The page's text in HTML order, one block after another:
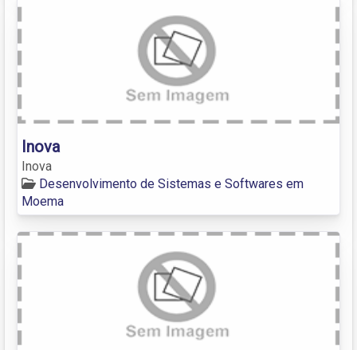
Inova
Inova
Desenvolvimento de Sistemas e Softwares em
Moema